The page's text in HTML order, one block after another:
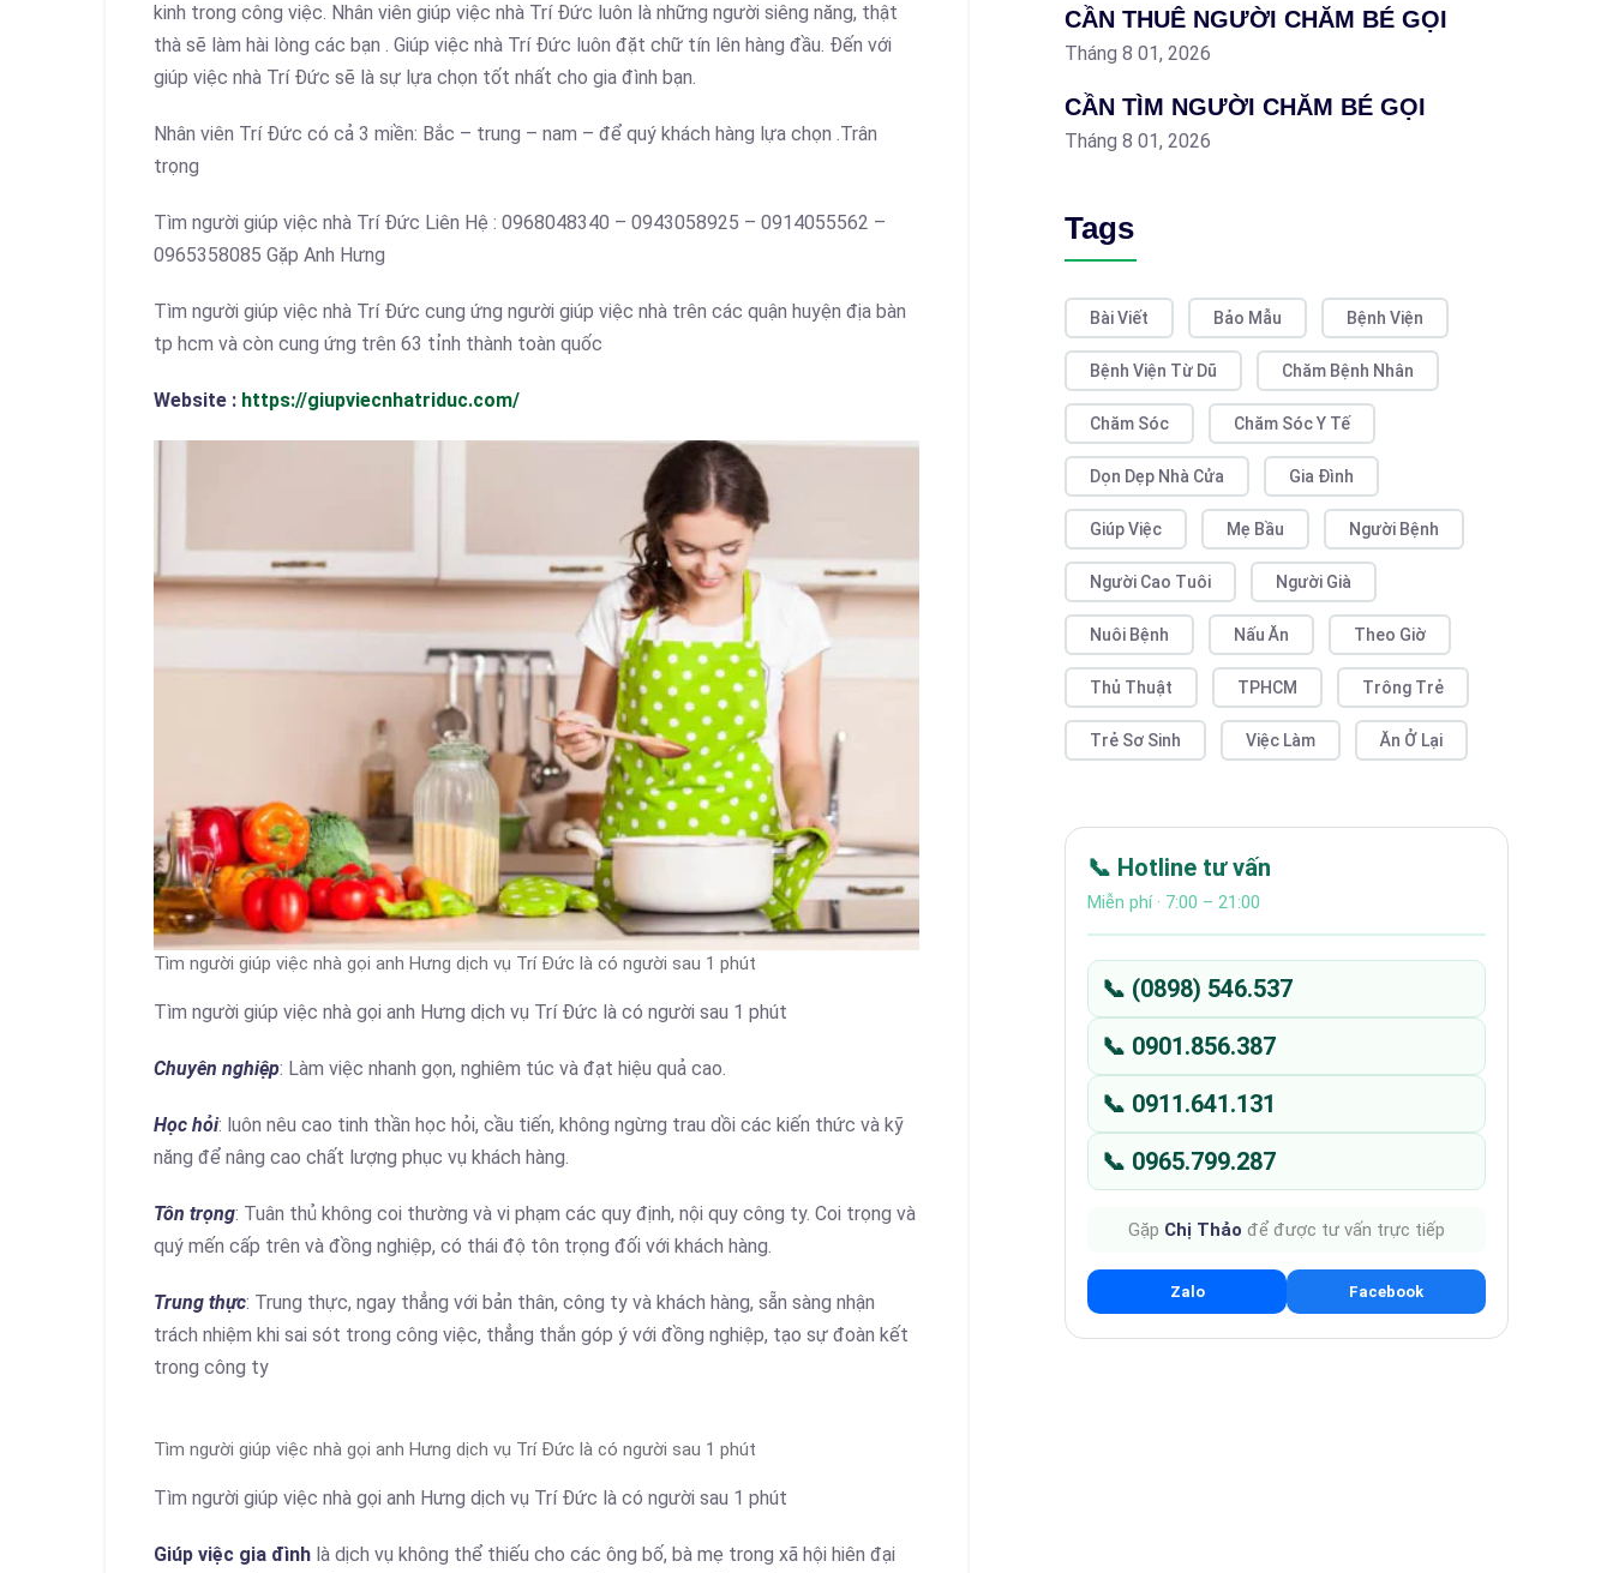
kinh trong công việc. Nhân viên giúp việc nhà Trí Đức luôn là những người siêng năng, thật
thà sẽ làm hài lòng các bạn . Giúp việc nhà Trí Đức luôn đặt chữ tín lên hàng đầu. Đến với
giúp việc nhà Trí Đức sẽ là sự lựa chọn tốt nhất cho gia đình bạn.
Nhân viên Trí Đức có cả 3 miền: Bắc – trung – nam – để quý khách hàng lựa chọn .Trân
trọng
Tìm người giúp việc nhà Trí Đức Liên Hệ : 0968048340 – 0943058925 – 0914055562 –
0965358085 Gặp Anh Hưng
Tìm người giúp việc nhà Trí Đức cung ứng người giúp việc nhà trên các quận huyện địa bàn
tp hcm và còn cung ứng trên 63 tỉnh thành toàn quốc
Website : https://giupviecnhatriduc.com/
Tìm người giúp việc nhà gọi anh Hưng dịch vụ Trí Đức là có người sau 1 phút
Tìm người giúp việc nhà gọi anh Hưng dịch vụ Trí Đức là có người sau 1 phút
Chuyên nghiệp: Làm việc nhanh gọn, nghiêm túc và đạt hiệu quả cao.
Học hỏi: luôn nêu cao tinh thần học hỏi, cầu tiến, không ngừng trau dồi các kiến thức và kỹ
năng để nâng cao chất lượng phục vụ khách hàng.
Tôn trọng: Tuân thủ không coi thường và vi phạm các quy định, nội quy công ty. Coi trọng và
quý mến cấp trên và đồng nghiệp, có thái độ tôn trọng đối với khách hàng.
Trung thực: Trung thực, ngay thẳng với bản thân, công ty và khách hàng, sẵn sàng nhận
trách nhiệm khi sai sót trong công việc, thẳng thắn góp ý với đồng nghiệp, tạo sự đoàn kết
trong công ty
Tìm người giúp việc nhà gọi anh Hưng dịch vụ Trí Đức là có người sau 1 phút
Tìm người giúp việc nhà gọi anh Hưng dịch vụ Trí Đức là có người sau 1 phút
Giúp việc gia đình là dịch vụ không thể thiếu cho các ông bố, bà mẹ trong xã hội hiên đại
CẦN THUÊ NGƯỜI CHĂM BÉ GỌI
Tháng 8 01, 2026
CẦN TÌM NGƯỜI CHĂM BÉ GỌI
Tháng 8 01, 2026
Tags
Bài Viết Bảo Mẫu Bệnh Viện
Bệnh Viện Từ Dũ Chăm Bệnh Nhân
Chăm Sóc Chăm Sóc Y Tế
Dọn Dẹp Nhà Cửa Gia Đình
Giúp Việc Mẹ Bầu Người Bệnh
Người Cao Tuôi Người Già
Nuôi Bệnh Nấu Ăn Theo Giờ
Thủ Thuật TPHCM Trông Trẻ
Trẻ Sơ Sinh Việc Làm Ăn Ở Lại
📞 Hotline tư vấn
Miễn phí · 7:00 – 21:00
📞 (0898) 546.537
📞 0901.856.387
📞 0911.641.131
📞 0965.799.287
Gặp Chị Thảo để được tư vấn trực tiếp
Zalo Facebook